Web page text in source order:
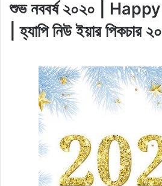
শুভ নববর্ষ ২০২০ |
| হ্যাপি নিউ ইয়ার পিকচার